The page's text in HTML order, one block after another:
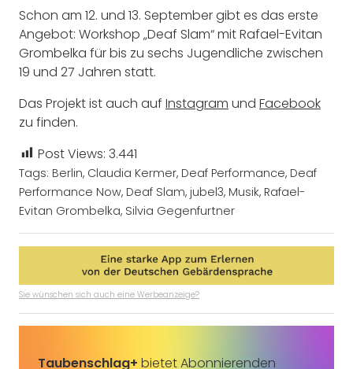
Schon am 12. und 13. September gibt es das erste
Angebot: Workshop „Deaf Slam“ mit Rafael-Evitan
Grombelka für bis zu sechs Jugendliche zwischen
19 und 27 Jahren statt.
Das Projekt ist auch auf Instagram und Facebook
zu finden.
Post Views: 3.441
Tags: Berlin, Claudia Kermer, Deaf Performance, Deaf
Performance Now, Deaf Slam, jubel3, Musik, Rafael-
Evitan Grombelka, Silvia Gegenfurtner
Sie wünschen sich auch eine Werbeanzeige?
Taubenschlag+ bietet Abonnierenden